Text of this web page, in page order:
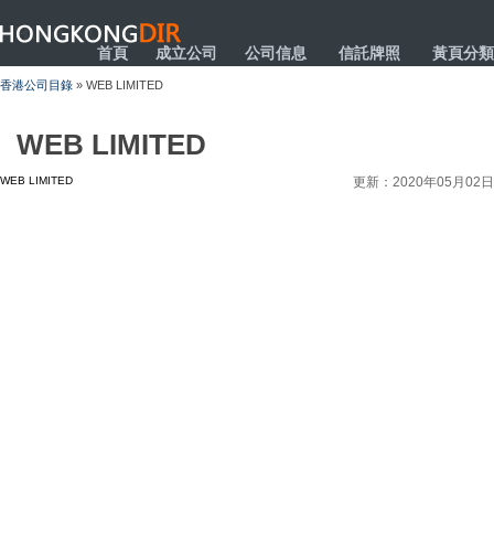
HONGKONGDIR
首頁 成立公司 公司信息 信託牌照 黃頁分類
香港公司目錄 » WEB LIMITED
WEB LIMITED
WEB LIMITED 更新：2020年05月02日